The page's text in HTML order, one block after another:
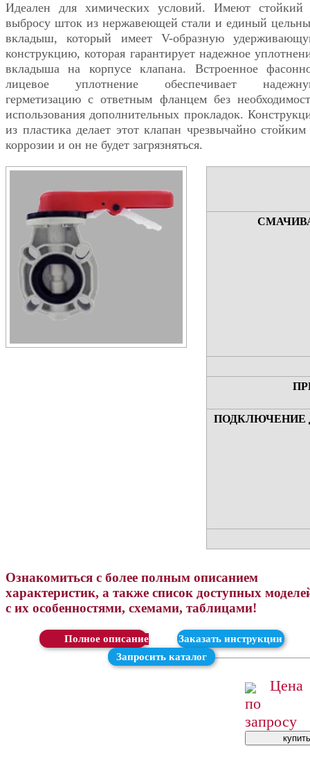
Идеален для химических условий. Имеют стойкий
выбросу шток из нержавеющей стали и единый
вкладыш, который имеет V-образную
конструкцию, которая гарантирует надежное
вкладыша на корпусе клапана. Встроенное
лицевое уплотнение обеспечивает
герметизацию с ответным фланцем без
использования дополнительных прокладок.
из пластика делает этот клапан чрезвычайно
коррозии и он не будет загрязняться.
ПОДКЛЮЧЕНИЕ
Ознакомиться с более полным описанием
характеристик, а также список доступных
с их особенностями, схемами, таблицами!
Скачать
Заказать инструкции
Запросить каталог
Цена
по
запросу